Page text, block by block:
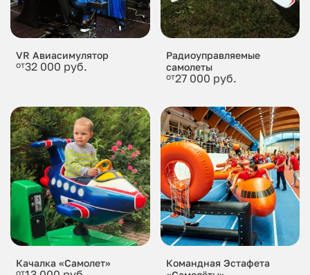
VR Авиасимулятор
от32 000 руб.
Радиоуправляемые
самолеты
от27 000 руб.
Качалка «Самолет»
от
Командная Эстафета